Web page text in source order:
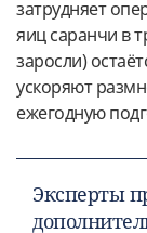
затрудняет
яиц саранчи в
заросли)
ускоряют
ежегодную
Эксперты